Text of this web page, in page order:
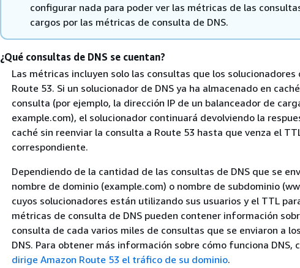
configurar nada para poder ver las métricas de las
cargos por las métricas de consulta de DNS.
¿Qué consultas de DNS se cuentan?
Las métricas incluyen solo las consultas que los solucionadores
Route 53. Si un solucionador de DNS ya ha almacenado en
consulta (por ejemplo, la dirección IP de un balanceador de
example.com), el solucionador continuará devolviendo la
caché sin reenviar la consulta a Route 53 hasta que venza el
correspondiente.
Dependiendo de la cantidad de las consultas de DNS que se
nombre de dominio (example.com) o nombre de subdominio
cuyos solucionadores están utilizando sus usuarios y el TTL
métricas de consulta de DNS pueden contener información
consulta de cada varios miles de consultas que se enviaron a
DNS. Para obtener más información sobre cómo funciona DNS,
dirige Amazon Route 53 el tráfico de su dominio.